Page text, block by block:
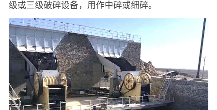
级或三级破碎设备，用作中碎或细碎。